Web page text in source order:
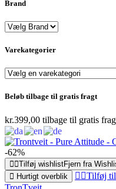
Brand
Varekategorier
Beløb tilbage til gratis fragt
kr.399,00 tilbage til gratis
-62%
Tilføj wishlistFjern fra
Hurtigt overblik
Tilføj